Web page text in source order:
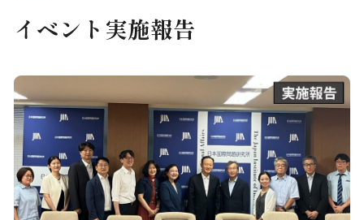
イベント実施報告